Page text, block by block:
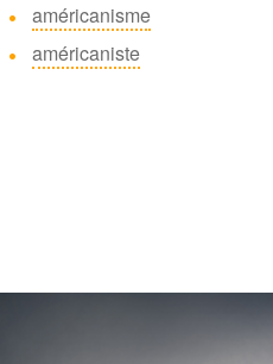
américanisme
américaniste